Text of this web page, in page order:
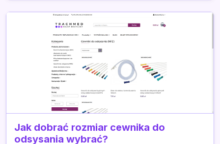
Jak dobrać rozmiar cewnika do
odsysania wybrać?